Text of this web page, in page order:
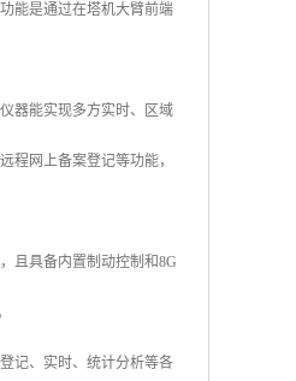
能是通过在塔机大臂前端
器能实现多方实时、区域
程网上备案登记等功能，
且具备内置制动控制和8G
记、实时、统计分析等各